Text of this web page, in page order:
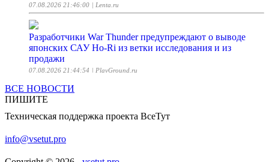
07.08.2026 21:46:00 | Lenta.ru
Разработчики War Thunder предупреждают о выводе
японских САУ Ho-Ri из ветки исследования и из
продажи
07.08.2026 21:44:54 | PlayGround.ru
Bose представила наушники QuietComfort 2-го
поколения: усиленный ANC, флагманские функции и
цена 359 долларов
07.08.2026 21:43:37
ВСЕ НОВОСТИ
ПИШИТЕ
Техническая поддержка проекта ВсеТут
info@vsetut.pro